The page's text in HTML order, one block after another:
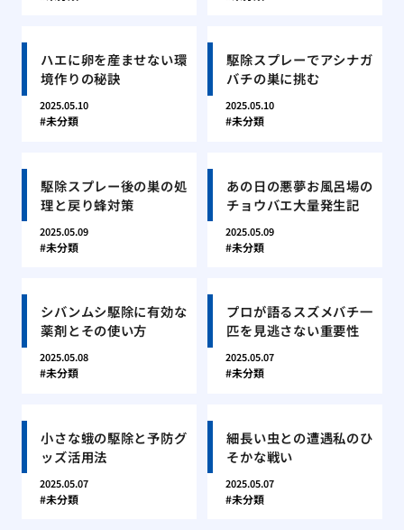
ハエに卵を産ませない環
境作りの秘訣
2025.05.10
未分類
駆除スプレーでアシナガ
バチの巣に挑む
2025.05.10
未分類
駆除スプレー後の巣の処
理と戻り蜂対策
2025.05.09
未分類
あの日の悪夢お風呂場の
チョウバエ大量発生記
2025.05.09
未分類
シバンムシ駆除に有効な
薬剤とその使い方
2025.05.08
未分類
プロが語るスズメバチ一
匹を見逃さない重要性
2025.05.07
未分類
小さな蛾の駆除と予防グ
ッズ活用法
2025.05.07
未分類
細長い虫との遭遇私のひ
そかな戦い
2025.05.07
未分類